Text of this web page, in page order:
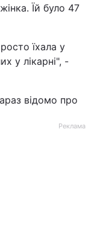
Їй було 47
їхала у
у лікарні", -
відомо про
Реклама